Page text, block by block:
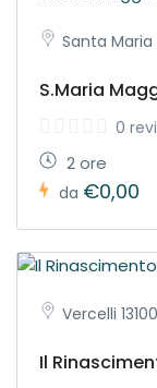
Santa
S.Maria
0
2 ore
da €0,00
Vercelli
Il